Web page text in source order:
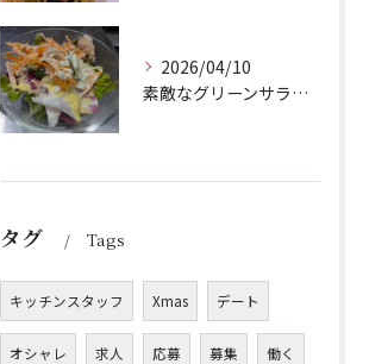
2026/04/10
素敵なグリーンサラダのご紹介です！Barry'sのランチセッ...
タグ Tags
キッチンスタッフ Xmas デート
オシャレ 求人 応募 募集 働く